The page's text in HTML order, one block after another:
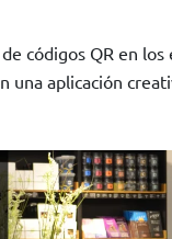
códigos QR en los
una aplicación